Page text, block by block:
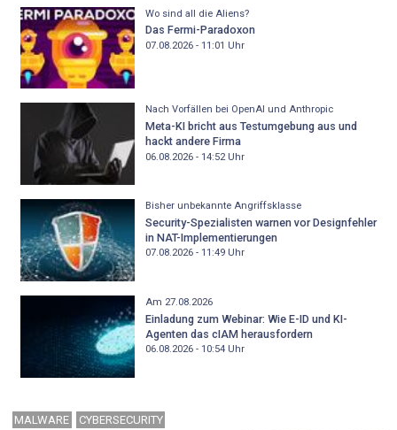
Wo sind all die Aliens?
Das Fermi-Paradoxon
07.08.2026 - 11:01 Uhr
Nach Vorfällen bei OpenAI und Anthropic
Meta-KI bricht aus Testumgebung aus und
hackt andere Firma
06.08.2026 - 14:52Uhr
Bisher unbekannte Angriffsklasse
Security-Spezialisten warnen vor Designfehler
in NAT-Implementierungen
07.08.2026 - 11:49Uhr
Am 27.08.2026
Einladung zum Webinar: Wie E-ID und KI-
Agenten das cIAM herausfordern
06.08.2026 - 10:54Uhr
MALWARE CYBERSECURITY